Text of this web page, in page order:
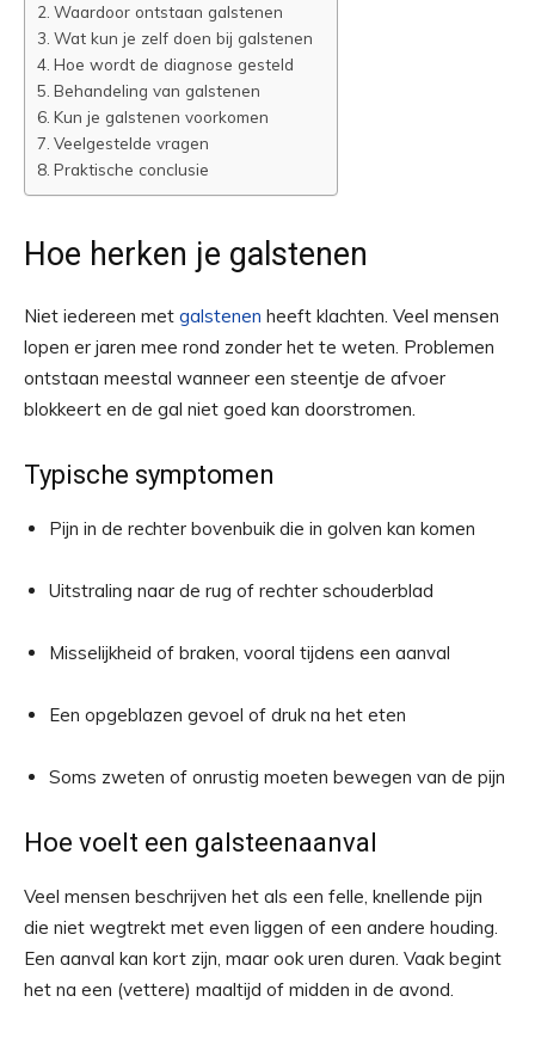
Waardoor ontstaan galstenen
Wat kun je zelf doen bij galstenen
Hoe wordt de diagnose gesteld
Behandeling van galstenen
Kun je galstenen voorkomen
Veelgestelde vragen
Praktische conclusie
Hoe herken je galstenen
Niet iedereen met galstenen heeft klachten. Veel mensen
lopen er jaren mee rond zonder het te weten. Problemen
ontstaan meestal wanneer een steentje de afvoer
blokkeert en de gal niet goed kan doorstromen.
Typische symptomen
Pijn in de rechter bovenbuik die in golven kan komen
Uitstraling naar de rug of rechter schouderblad
Misselijkheid of braken, vooral tijdens een aanval
Een opgeblazen gevoel of druk na het eten
Soms zweten of onrustig moeten bewegen van de pijn
Hoe voelt een galsteenaanval
Veel mensen beschrijven het als een felle, knellende pijn
die niet wegtrekt met even liggen of een andere houding.
Een aanval kan kort zijn, maar ook uren duren. Vaak begint
het na een (vettere) maaltijd of midden in de avond.